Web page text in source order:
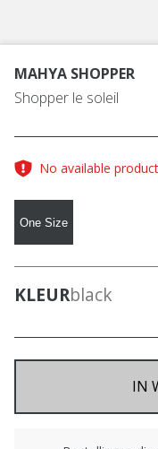
MAHYA SHOPPER
Shopper le soleil
No available
One Size
KLEURblack
IN